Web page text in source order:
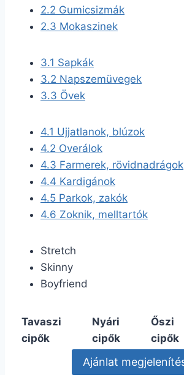
2.2 Gumicsizmák
2.3 Mokaszinek
3.1 Sapkák
3.2 Napszemüvegek
3.3 Övek
4.1 Ujjatlanok, blúzok
4.2 Overálok
4.3 Farmerek, rövidnadrágok
4.4 Kardigánok
4.5 Parkok, zakók
4.6 Zoknik, melltartók
Stretch
Skinny
Boyfriend
Tavaszi
cipők
Nyári
cipők
Őszi
cipők